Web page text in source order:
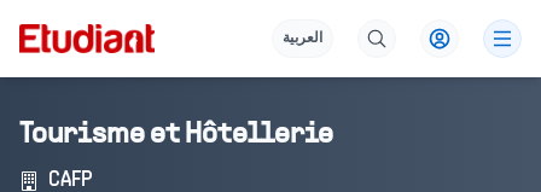
العربية
Tourisme et Hôtellerie
CAFP